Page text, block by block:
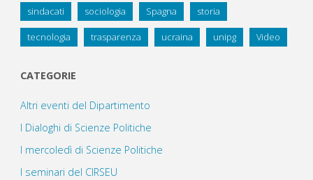
sindacati sociologia Spagna storia
tecnologia trasparenza ucraina unipg Video
CATEGORIE
Altri eventi del Dipartimento
I Dialoghi di Scienze Politiche
I mercoledì di Scienze Politiche
I seminari del CIRSEU